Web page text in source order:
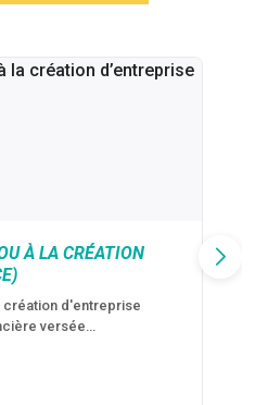
À LA CRÉATION
création d'entreprise
versée…